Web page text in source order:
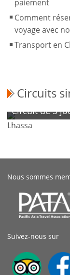
paiement
Comment
voyage avec
Transport en
Circuits
Circuit de 5
Lhassa
Nous sommes
Suivez-nous sur